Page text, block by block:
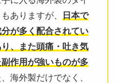
ありますが、
日本で
が多く配合されてい
、また頭痛・吐き気
作用が強いものが多
海外製だけでなく、